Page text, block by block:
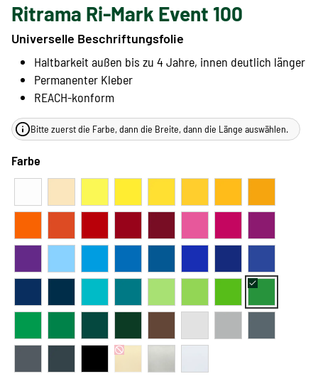
Ritrama Ri-Mark Event 100
Universelle Beschriftungsfolie
Haltbarkeit außen bis zu 4 Jahre, innen deutlich länger
Permanenter Kleber
REACH-konform
Bitte zuerst die Farbe, dann die Breite, dann die Länge auswählen.
Farbe